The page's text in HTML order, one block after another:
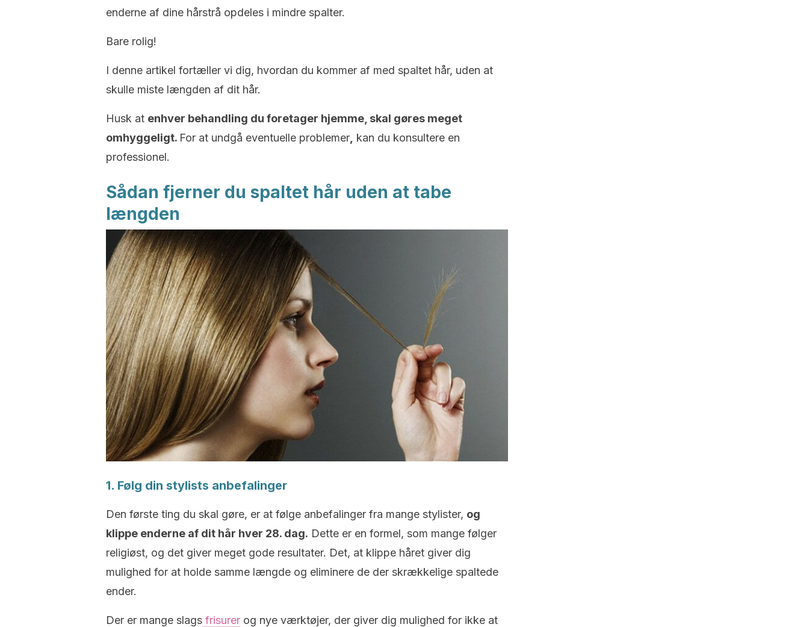
enderne af dine hårstrå opdeles i mindre spalter.
Bare rolig!
I denne artikel fortæller vi dig, hvordan du kommer af med spaltet hår, uden at
skulle miste længden af dit hår.
Husk at enhver behandling du foretager hjemme, skal gøres meget
omhyggeligt. For at undgå eventuelle problemer kan du konsultere en
professionel.
Sådan fjerner du spaltet hår uden at tabe
længden
1. Følg din stylists anbefalinger
Den første ting du skal gøre, er at følge anbefalinger fra mange stylister, og
klippe enderne af dit hår hver 28. dag. Dette er en formel, som mange følger
religiøst, og det giver meget gode resultater. Det, at klippe håret giver dig
mulighed for at holde samme længde og eliminere de der skrækkelige spaltede
ender.
Der er mange slags frisurer og nye værktøjer, der giver dig mulighed for ikke at